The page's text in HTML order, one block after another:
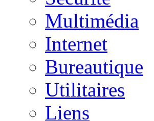
Multimédia
Internet
Bureautique
Utilitaires
Liens